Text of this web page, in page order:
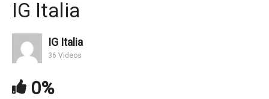
Cambiamenti nelle politiche monetarie: Bank of
IG Italia
IG Italia
36 Videos
0%